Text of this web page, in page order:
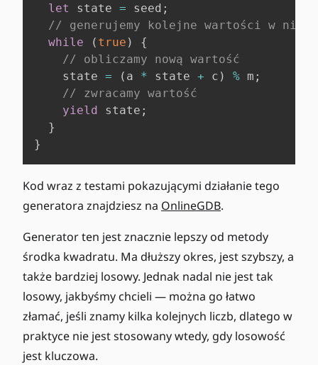
let
state = seed ;
// generujemy kolejne wartości w
while
( true )
{
// obliczamy nową wartość
    state
= ( a * state + c ) % m ;
// zwracamy wartość
yield
state ;
}
}
Kod wraz z testami pokazującymi działanie tego
generatora znajdziesz na OnlineGDB.
Generator ten jest znacznie lepszy od metody
środka kwadratu. Ma dłuższy okres, jest szybszy, a
także bardziej losowy. Jednak nadal nie jest tak
losowy, jakbyśmy chcieli — można go łatwo
złamać, jeśli znamy kilka kolejnych liczb, dlatego w
praktyce nie jest stosowany wtedy, gdy losowość
jest kluczowa.